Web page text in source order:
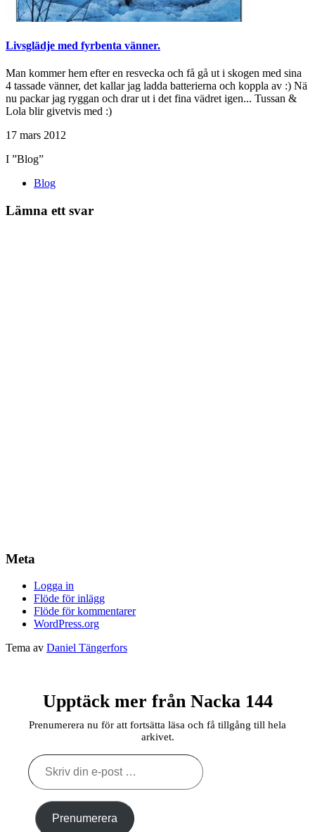
Livsglädje med fyrbenta vänner.
Man kommer hem efter en resvecka och få gå ut i skogen med sina
4 tassade vänner, det kallar jag ladda batterierna och koppla av :) Nä
nu packar jag ryggan och drar ut i det fina vädret igen... Tussan &
Lola blir givetvis med :)
17 mars 2012
I ”Blog”
Blog
Lämna ett svar
Meta
Logga in
Flöde för inlägg
Flöde för kommentarer
WordPress.org
Tema av Daniel Tängerfors
Upptäck mer från Nacka 144
Prenumerera nu för att fortsätta läsa och få tillgång till hela
arkivet.
Skriv
din
e-
…
Prenumerera